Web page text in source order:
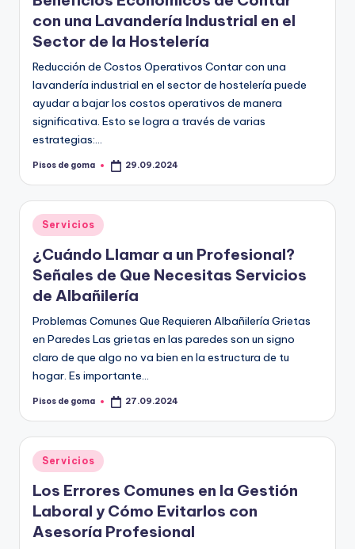
m
a
con una Lavandería Industrial en el
Sector de la Hostelería
Reducción de Costos Operativos Contar con una
lavandería industrial en el sector de hostelería puede
ayudar a bajar los costos operativos de manera
significativa. Esto se logra a través de varias
estrategias:…
Publicado
Pisos de goma 29.09.2024
Publicado
en
Servicios
¿Cuándo Llamar a un Profesional?
Señales de Que Necesitas Servicios
de Albañilería
Problemas Comunes Que Requieren Albañilería Grietas
en Paredes Las grietas en las paredes son un signo
claro de que algo no va bien en la estructura de tu
hogar. Es importante…
Publicado
Pisos de goma 27.09.2024
Publicado
en
Servicios
Los Errores Comunes en la Gestión
Laboral y Cómo Evitarlos con
Asesoría Profesional